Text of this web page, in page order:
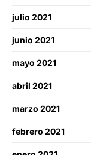
julio 2021
junio 2021
mayo 2021
abril 2021
marzo 2021
febrero 2021